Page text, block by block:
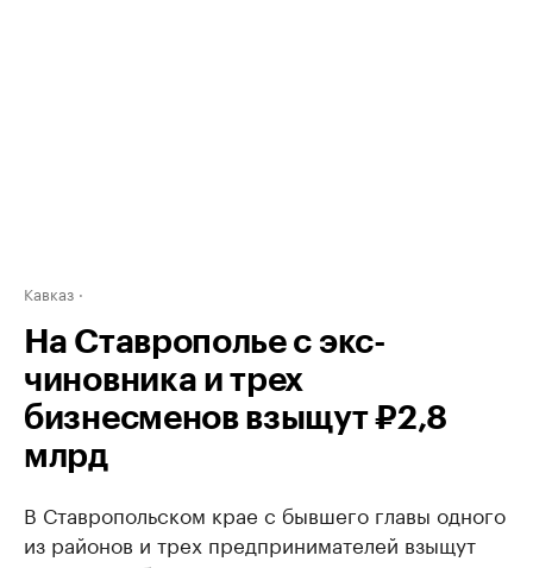
Кавказ
На Ставрополье с экс-
чиновника и трех
бизнесменов взыщут ₽2,8
млрд
В Ставропольском крае с бывшего главы одного
из районов и трех предпринимателей взыщут